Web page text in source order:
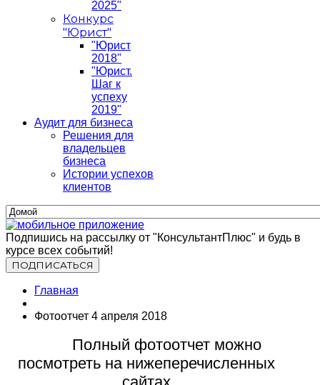
2025"
Конкурс
"Юрист"
"Юрист
2018"
"Юрист.
Шаг к
успеху
2019"
Аудит для бизнеса
Решения для
владельцев
бизнеса
Истории успехов
клиентов
Подпишись на рассылку от "КонсультантПлюс" и будь в
курсе всех событий!
Главная
Фотоотчет 4 апреля 2018
Полный фотоотчет можно
посмотреть на нижеперечисленных